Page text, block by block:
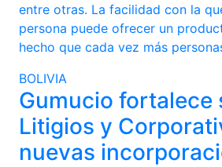
entre otras. La facilidad con la
persona puede ofrecer un
hecho que cada vez más
BOLIVIA
Gumucio fortalece
Litigios y
nuevas